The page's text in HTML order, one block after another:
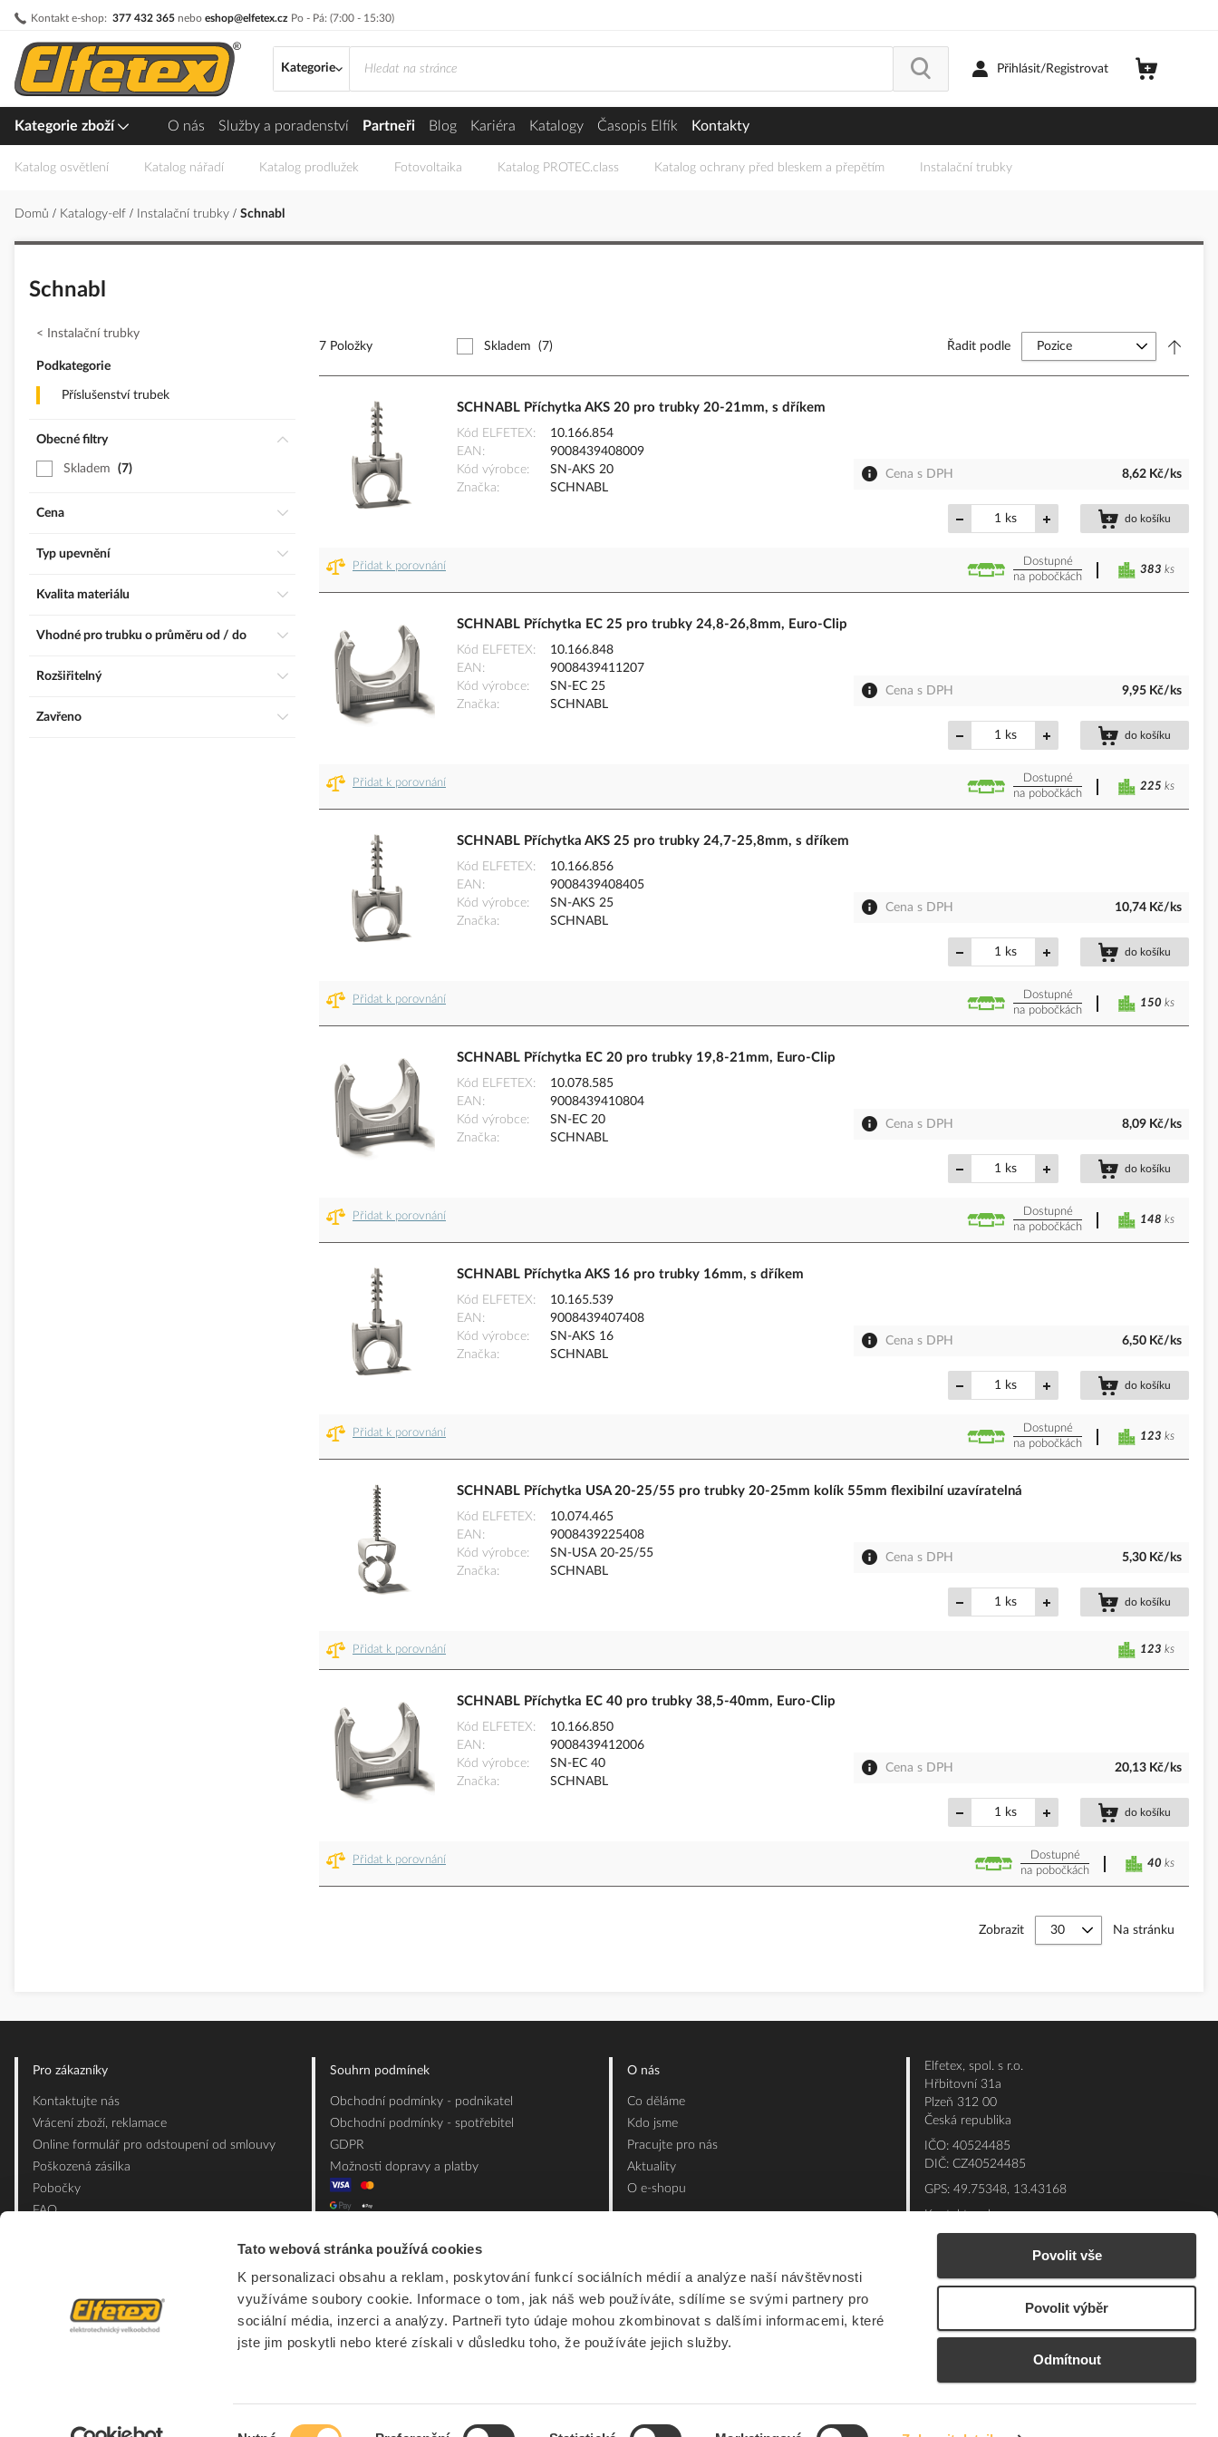
Tato webová stránka používá cookies
K personalizaci obsahu a reklam, poskytování funkcí sociálních médií a analýze naší návštěvnosti
využíváme soubory cookie. Informace o tom, jak náš web používáte, sdílíme se svými partnery pro
sociální média, inzerci a analýzy. Partneři tyto údaje mohou zkombinovat s dalšími informacemi, které
jste jim poskytli nebo které získali v důsledku toho, že používáte jejich služby.
Povolit vše
Povolit výběr
Odmítnout
Kontakt e-shop: 377 432 365 nebo eshop@elfetex.cz Po - Pá: (7:00 - 15:30)
Přejít
obsah
Kategorie
Přihlásit/Registrovat
Kategorie zboží O nás Služby a poradenství Partneři Blog Kariéra Katalogy Časopis Elfík Kontakty
Katalog osvětlení Katalog nářadí Katalog prodlužek Fotovoltaika Katalog PROTEC.class Katalog ochrany před bleskem a přepětím Instalační trubky
Domů Katalogy-elf Instalační trubky Schnabl
Schnabl
7 Položky Skladem (7) Řadit podle
SCHNABL Příchytka AKS 20 pro trubky 20-21mm, s dříkem
Kód ELFETEX
10.166.854
EAN
9008439408009
Kód výrobce
SN-AKS 20
Značka
SCHNABL
Cena s DPH 8,62 Kč/ks
ks do košíku
Přidat k porovnání
Dostupné
na pobočkách
383 ks
SCHNABL Příchytka EC 25 pro trubky 24,8-26,8mm, Euro-Clip
Kód ELFETEX
10.166.848
EAN
9008439411207
Kód výrobce
SN-EC 25
Značka
SCHNABL
Cena s DPH 9,95 Kč/ks
ks do košíku
Přidat k porovnání
Dostupné
na pobočkách
225 ks
SCHNABL Příchytka AKS 25 pro trubky 24,7-25,8mm, s dříkem
Kód ELFETEX
10.166.856
EAN
9008439408405
Kód výrobce
SN-AKS 25
Značka
SCHNABL
Cena s DPH 10,74 Kč/ks
ks do košíku
Přidat k porovnání
Dostupné
na pobočkách
150 ks
SCHNABL Příchytka EC 20 pro trubky 19,8-21mm, Euro-Clip
Kód ELFETEX
10.078.585
EAN
9008439410804
Kód výrobce
SN-EC 20
Značka
SCHNABL
Cena s DPH 8,09 Kč/ks
ks do košíku
Přidat k porovnání
Dostupné
na pobočkách
148 ks
SCHNABL Příchytka AKS 16 pro trubky 16mm, s dříkem
Kód ELFETEX
10.165.539
EAN
9008439407408
Kód výrobce
SN-AKS 16
Značka
SCHNABL
Cena s DPH 6,50 Kč/ks
ks do košíku
Přidat k porovnání
Dostupné
na pobočkách
123 ks
SCHNABL Příchytka USA 20-25/55 pro trubky 20-25mm kolík 55mm flexibilní uzavíratelná
Kód ELFETEX
10.074.465
EAN
9008439225408
Kód výrobce
SN-USA 20-25/55
Značka
SCHNABL
Cena s DPH 5,30 Kč/ks
ks do košíku
Přidat k porovnání 123 ks
SCHNABL Příchytka EC 40 pro trubky 38,5-40mm, Euro-Clip
Kód ELFETEX
10.166.850
EAN
9008439412006
Kód výrobce
SN-EC 40
Značka
SCHNABL
Cena s DPH 20,13 Kč/ks
ks do košíku
Přidat k porovnání
Dostupné
na pobočkách
40 ks
Zobrazit Na stránku
Instalační trubky
Podkategorie
Příslušenství trubek
Obecné filtry
Skladem 7
Cena
Typ upevnění
Kvalita materiálu
Vhodné pro trubku o průměru od / do
Rozšiřitelný
Zavřeno
Pro zákazníky
Kontaktujte nás
Vrácení zboží, reklamace
Online formulář pro odstoupení od smlouvy
Poškozená zásilka
Pobočky
FAQ
Souhrn podmínek
Obchodní podmínky - podnikatel
Obchodní podmínky - spotřebitel
GDPR
Možnosti dopravy a platby
O nás
Co děláme
Kdo jsme
Pracujte pro nás
Aktuality
O e-shopu
Elfetex, spol. s r.o.
Hřbitovní 31a
Plzeň 312 00
Česká republika
IČO: 40524485
DIČ: CZ40524485
GPS: 49.75348, 13.43168
Kontakt e-shop:
Po - Pá: 7:00 - 15:30
377 432 365
Technická podpora: 377 432 311
eshop@elfetex.cz